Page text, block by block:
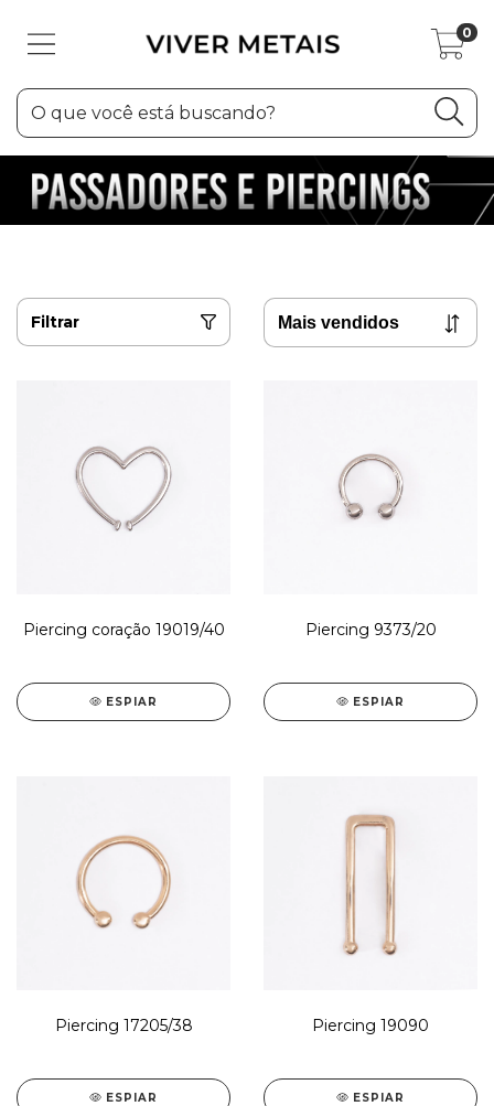
0
Filtrar
Piercing coração 19019/40
ESPIAR
Piercing 9373/20
ESPIAR
Piercing 17205/38
ESPIAR
Piercing 19090
ESPIAR